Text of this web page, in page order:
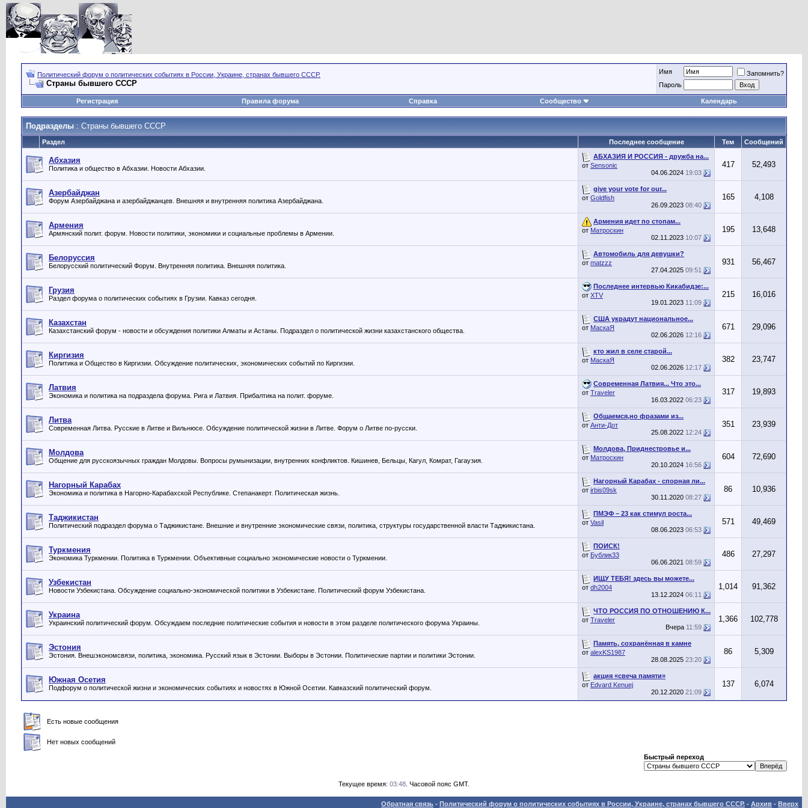
Политический форум о политических событиях в России, Украине, странах бывшего СССР.
Страны бывшего СССР
Имя
Запомнить?
Пароль
Регистрация Правила форума Справка Сообщество Календарь
Подразделы : Страны бывшего СССР
Раздел Последнее сообщение Тем Сообщений
Абхазия
Политика и общество в Абхазии. Новости Абхазии.
АБХАЗИЯ И РОССИЯ - дружба на...
от Sensonic
04.06.2024 19:03
417 52,493
Азербайджан
Форум Азербайджана и азербайджанцев. Внешняя и внутренняя политика Азербайджана.
give your vote for our...
от Goldfish
26.09.2023 08:40
165 4,108
Армения
Армянский полит. форум. Новости политики, экономики и социальные проблемы в Армении.
Армения идет по стопам...
от Матроскин
02.11.2023 10:07
195 13,648
Белоруссия
Белорусский политический Форум. Внутренняя политика. Внешняя политика.
Автомобиль для девушки?
от matzzz
27.04.2025 09:51
931 56,467
Грузия
Раздел форума о политических событиях в Грузии. Кавказ сегодня.
Последнее интервью Кикабидзе:...
от XTV
19.01.2023 11:09
215 16,016
Казахстан
Казахстанский форум - новости и обсуждения политики Алматы и Астаны. Подраздел о политической жизни казахстанского общества.
США украдут национальное...
от МаскаЯ
02.06.2026 12:16
671 29,096
Киргизия
Политика и Общество в Киргизии. Обсуждение политических, экономических событий по Киргизии.
кто жил в селе старой...
от МаскаЯ
02.06.2026 12:17
382 23,747
Латвия
Экономика и политика на подраздела форума. Рига и Латвия. Прибалтика на полит. форуме.
Современная Латвия... Что это...
от Traveler
16.03.2022 06:23
317 19,893
Литва
Современная Литва. Русские в Литве и Вильнюсе. Обсуждение политической жизни в Литве. Форум о Литве по-русски.
Общаемся,но фразами из...
от Анти-Дот
25.08.2022 12:24
351 23,939
Молдова
Общение для русскоязычных граждан Молдовы. Вопросы румынизации, внутренних конфликтов. Кишинев, Бельцы, Кагул, Комрат, Гагаузия.
Молдова, Приднестровье и...
от Матроскин
20.10.2024 16:56
604 72,690
Нагорный Карабах
Экономика и политика в Нагорно-Карабахской Республике. Степанакерт. Политическая жизнь.
Нагорный Карабах - спорная ли...
от irbis09sk
30.11.2020 08:27
86 10,936
Таджикистан
Политический подраздел форума о Таджикистане. Внешние и внутренние экономические связи, политика, структуры государственной власти Таджикистана.
ПМЭФ – 23 как стимул роста...
от Vasil
08.06.2023 06:53
571 49,469
Туркмения
Экономика Туркмении. Политика в Туркмении. Объективные социально экономические новости о Туркмении.
ПОИСК!
от Бублик33
06.06.2021 08:59
486 27,297
Узбекистан
Новости Узбекистана. Обсуждение социально-экономической политики в Узбекистане. Политический форум Узбекистана.
ИЩУ ТЕБЯ! здесь вы можете...
от dh2004
13.12.2024 06:11
1,014 91,362
Украина
Украинский политический форум. Обсуждаем последние политические события и новости в этом разделе политического форума Украины.
ЧТО РОССИЯ ПО ОТНОШЕНИЮ К...
от Traveler
Вчера 11:59
1,366 102,778
Эстония
Эстония. Внешэкономсвязи, политика, экономика. Русский язык в Эстонии. Выборы в Эстонии. Политические партии и политики Эстонии‎.
Память, сохранённая в камне
от alexKS1987
28.08.2025 23:20
86 5,309
Южная Осетия
Подфорум о политической жизни и экономических событиях и новостях в Южной Осетии. Кавказский политический форум.
акция «свеча памяти»
от Edvard Kenuej
20.12.2020 21:09
137 6,074
Есть новые сообщения
Нет новых сообщений
Быстрый переход
Текущее время: 03:48 . Часовой пояс GMT.
Обратная связь - Политический форум о политических событиях в России, Украине, странах бывшего СССР. - Архив - Вверх